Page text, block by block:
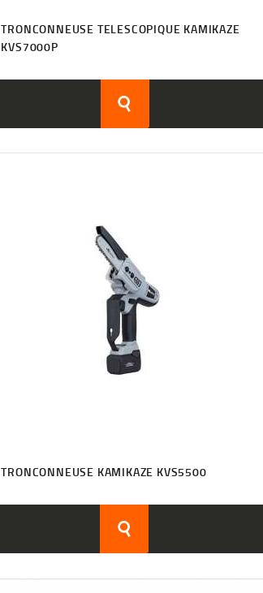
TRONCONNEUSE TELESCOPIQUE KAMIKAZE
KVS7000P
TRONCONNEUSE KAMIKAZE KVS5500